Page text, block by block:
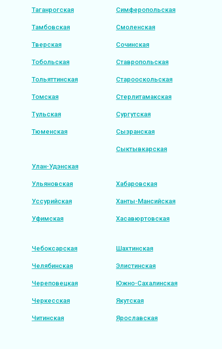
Симферопольская
Смоленская
Сочинская
Ставропольская
Старооскольская
Стерлитамакская
Сургутская
Сызранская
Сыктывкарская
Таганрогская
Тамбовская
Тверская
Тобольская
Тольяттинская
Томская
Тульская
Тюменская
Улан-Удэнская
Ульяновская
Уссурийская
Уфимская
Хабаровская
Ханты-Мансийская
Хасавюртовская
Чебоксарская
Челябинская
Череповецкая
Черкесская
Читинская
Шахтинская
Элистинская
Южно-Сахалинская
Якутская
Ярославская